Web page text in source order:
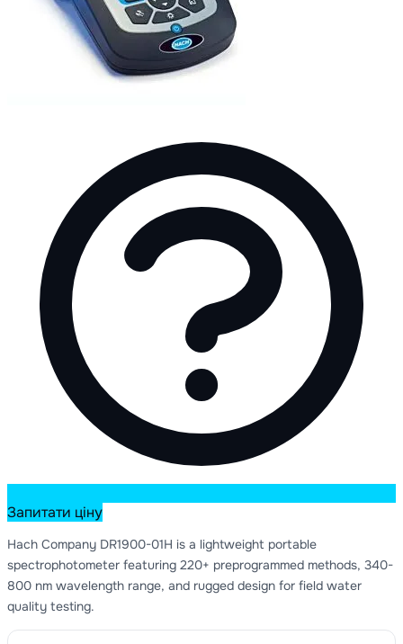
Запитати ціну
Hach Company DR1900-01H is a lightweight portable
spectrophotometer featuring 220+ preprogrammed methods, 340-
800 nm wavelength range, and rugged design for field water
quality testing.